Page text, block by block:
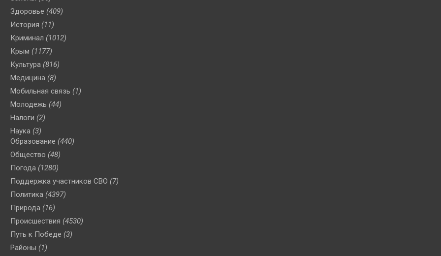
Здоровье (409)
История (11)
Криминал (1012)
Крым (1177)
Культура (816)
Медицина (8)
Мобильная связь (1)
Молодежь (44)
Налоги (2)
Наука (3)
Образование (440)
Общество (48)
Погода (1280)
Поддержка участников СВО (7)
Политика (4397)
Природа (16)
Происшествия (4530)
Путь к Победе (3)
Районы (1)